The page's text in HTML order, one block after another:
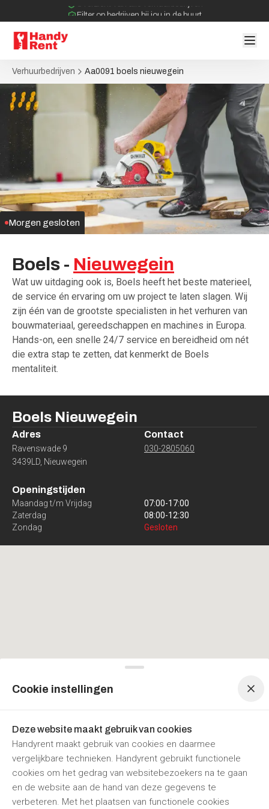
Filter op bedrijven bij jou in de buurt
Geen tussenpartijen bij verhuurovereenkomst
Verhuurbedrijven Aa0091 boels nieuwegein
Boels - Nieuwegein
Wat uw uitdaging ook is, Boels heeft het beste materieel,
de service én ervaring om uw project te laten slagen. Wij
zijn één van de grootste specialisten in het verhuren van
bouwmateriaal, gereedschappen en machines in Europa.
Hands-on, een snelle 24/7 service en bereidheid om nét
die extra stap te zetten, dat kenmerkt de Boels
mentaliteit.
Morgen gesloten
Boels Nieuwegein
Adres
Ravenswade 9
3439LD Nieuwegein
Contact
030-2805060
Openingstijden
Maandag t/m Vrijdag 07:00-17:00
Zaterdag
08:00-12:30
Zondag
Gesloten
Cookie instellingen
Deze website maakt gebruik van cookies
Handyrent maakt gebruik van cookies en daarmee
vergelijkbare technieken. Handyrent gebruikt functionele
cookies om het gedrag van websitebezoekers na te gaan
en de website aan de hand van deze gegevens te
verbeteren. Met het plaatsen van functionele cookies